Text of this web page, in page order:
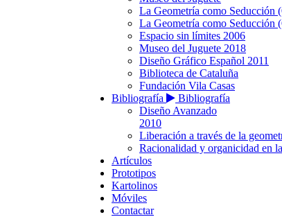
La Geometría como Seducción
La Geometría como Seducción
Espacio sin límites 2006
Museo del Juguete 2018
Diseño Gráfico Español 2011
Biblioteca de Cataluña
Fundación Vila Casas
Bibliografía
Bibliografía
Diseño Avanzado
2010
Liberación a través de la
Racionalidad y organicidad en
Artículos
Prototipos
Kartolinos
Móviles
Contactar